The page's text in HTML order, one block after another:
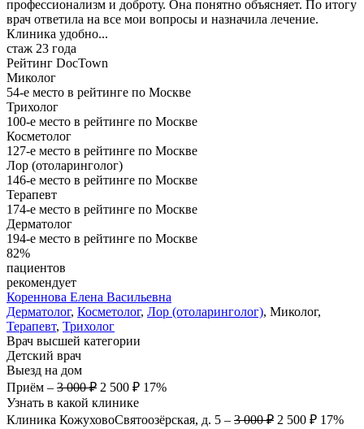
профессионализм и доброту. Она понятно объясняет. По итогу
врач ответила на все мои вопросы и назначила лечение.
Клиника удобно...
стаж 23 года
Рейтинг DocTown
Миколог
54-е место в рейтинге по Москве
Трихолог
100-е место в рейтинге по Москве
Косметолог
127-е место в рейтинге по Москве
Лор (отоларинголог)
146-е место в рейтинге по Москве
Терапевт
174-е место в рейтинге по Москве
Дерматолог
194-е место в рейтинге по Москве
82%
пациентов
рекомендует
Кореннова Елена Васильевна
Дерматолог, Косметолог, Лор (отоларинголог), Миколог,
Терапевт, Трихолог
Врач высшей категории
Детский врач
Выезд на дом
Приём – 3 000 ₽ 2 500 ₽ 17%
Узнать в какой клинике
Клиника КожуховоСвятоозёрская, д. 5 – 3 000 ₽ 2 500 ₽ 17%